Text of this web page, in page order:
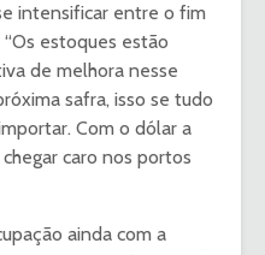
intensificar entre o fim
estoques estão
de melhora nesse
safra, isso se tudo
Com o dólar a
caro nos portos
ainda com a